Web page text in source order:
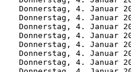
Donnerstag, 4. Januar
Donnerstag, 4. Januar
Donnerstag, 4. Januar
Donnerstag, 4. Januar
Donnerstag, 4. Januar
Donnerstag, 4. Januar
Donnerstag, 4. Januar